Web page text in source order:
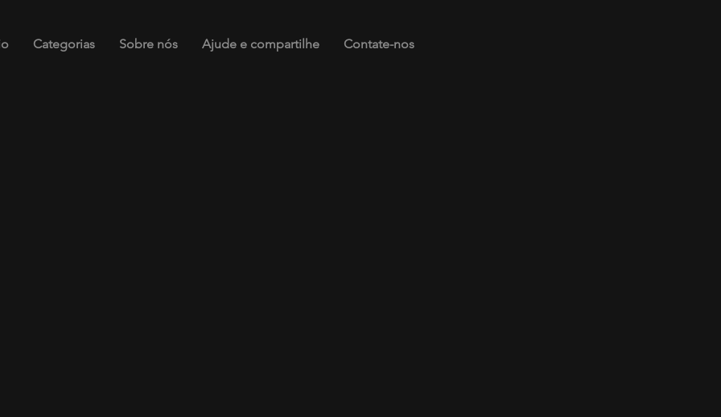
Categorias Sobre nós Ajude e compartilhe Contate-nos